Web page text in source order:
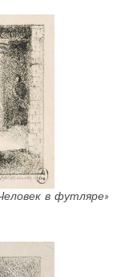
в футляре»